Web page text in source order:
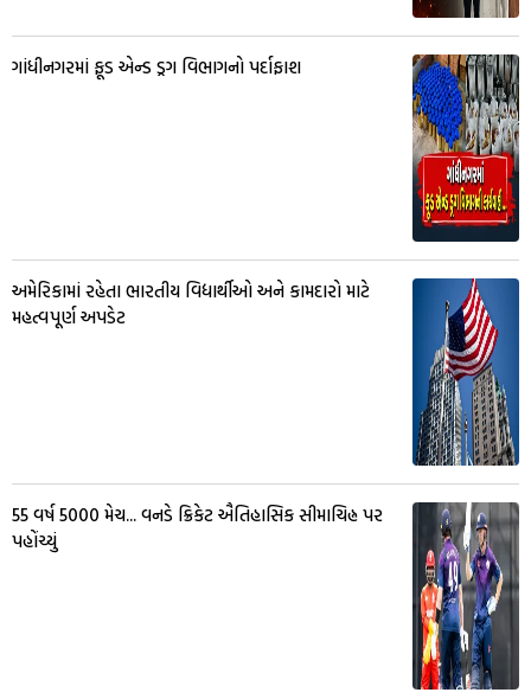
ગાંધીનગરમાં ફૂડ એન્ડ ડ્રગ વિભાગનો પર્દાફાશ
અમેરિકામાં રહેતા ભારતીય વિદ્યાર્થીઓ અને કામદારો માટે
મહત્વપૂર્ણ અપડેટ
55 વર્ષ 5000 મેચ... વનડે ક્રિકેટ ઐતિહાસિક સીમાચિહ્ન પર
પહોંચ્યું